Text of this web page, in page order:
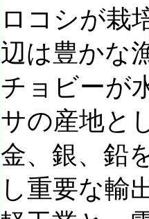
ロコシが栽
辺は豊かな
チョビーが
サの産地と
金、銀、鉛
し重要な輸